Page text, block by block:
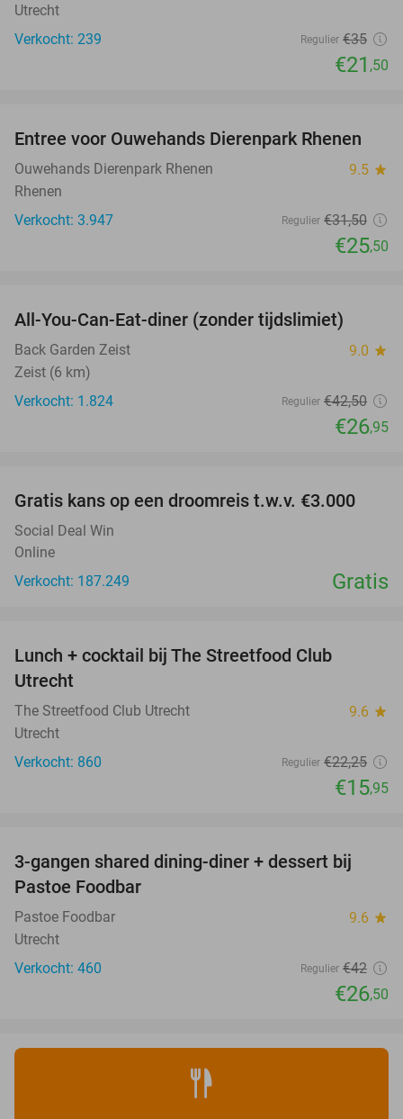
Utrecht
Verkocht: 239
Regulier €35
€21 ,50
19%
Entree voor Ouwehands Dierenpark Rhenen
Ouwehands Dierenpark Rhenen 9.5 star
Rhenen
Verkocht: 3.947
Regulier €31,50
€25,50
All-You-Can-Eat-diner (zonder tijdslimiet)
Back Garden Zeist 9.0 star
Zeist (6 km)
Verkocht: 1.824
Regulier €42,50
€26,95
Gratis kans op een droomreis t.w.v. €3.000
Social Deal Win
Online
Verkocht: 187.249
Gratis
Lunch + cocktail bij The Streetfood Club
Utrecht
The Streetfood Club Utrecht 9.6 star
Utrecht
Verkocht: 860
Regulier €22,25
€15,95
37%
3-gangen shared dining-diner + dessert bij
Pastoe Foodbar
Pastoe Foodbar 9.6 star
Utrecht
Verkocht: 460
Regulier €42
€26,50